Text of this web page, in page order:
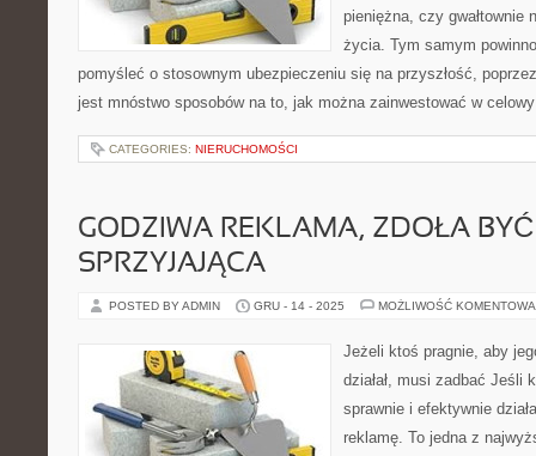
pieniężna, czy gwałtownie
życia. Tym samym
pomyśleć o stosownym ubezpieczeniu się na przyszłość,
jest mnóstwo sposobów na to, jak można zainwestować w
CATEGORIES: NIERUCHOMOŚCI
GODZIWA REKLAMA, ZDOŁA
SPRZYJAJĄCA
POSTED BY ADMIN GRU - 14 - 2025 MOŻLIWOŚĆ
Jeżeli ktoś pragnie, aby
działał, musi zadbać Jeśli
sprawnie i efektywnie
reklamę. To jedna z